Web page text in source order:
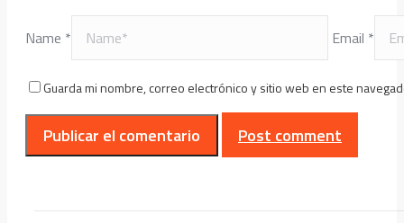
Name * Email *
Guarda mi nombre, correo electrónico y sitio web en este
Post comment